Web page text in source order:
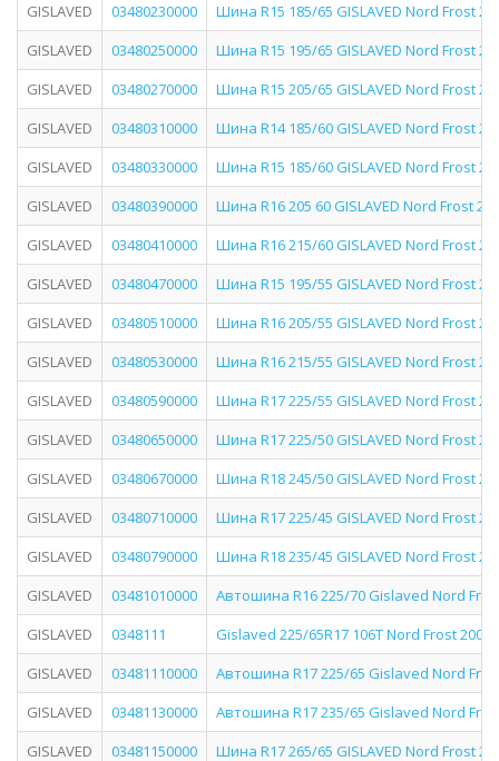
GISLAVED
03480230000
Шина R15 185/65 GISLAVED Nord Frost
GISLAVED
03480250000
Шина R15 195/65 GISLAVED Nord Frost
GISLAVED
03480270000
Шина R15 205/65 GISLAVED Nord Frost
GISLAVED
03480310000
Шина R14 185/60 GISLAVED Nord Frost
GISLAVED
03480330000
Шина R15 185/60 GISLAVED Nord Frost
GISLAVED
03480390000
Шина R16 205 60 GISLAVED Nord Frost
GISLAVED
03480410000
Шина R16 215/60 GISLAVED Nord Frost
GISLAVED
03480470000
Шина R15 195/55 GISLAVED Nord Frost
GISLAVED
03480510000
Шина R16 205/55 GISLAVED Nord Frost
GISLAVED
03480530000
Шина R16 215/55 GISLAVED Nord Frost
GISLAVED
03480590000
Шина R17 225/55 GISLAVED Nord Frost
GISLAVED
03480650000
Шина R17 225/50 GISLAVED Nord Frost
GISLAVED
03480670000
Шина R18 245/50 GISLAVED Nord Frost
GISLAVED
03480710000
Шина R17 225/45 GISLAVED Nord Frost
GISLAVED
03480790000
Шина R18 235/45 GISLAVED Nord Frost
GISLAVED
03481010000
Автошина R16 225/70 Gislaved Nord
GISLAVED
0348111
Gislaved 225/65R17 106T Nord Frost 200
GISLAVED
03481110000
Автошина R17 225/65 Gislaved Nord
GISLAVED
03481130000
Автошина R17 235/65 Gislaved Nord
GISLAVED
03481150000 Шина R17 265/65 GISLAVED Nord Frost